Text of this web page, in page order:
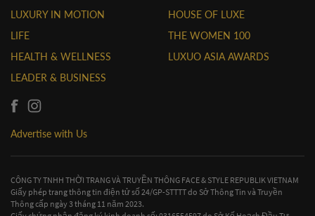
LUXURY IN MOTION
LIFE
HEALTH & WELLNESS
LEADER & BUSINESS
HOUSE OF LUXE
THE WOMEN 100
LUXUO ASIA AWARDS
Advertise with Us
CÔNG TY TNHH THỜI TRANG VÀ TRUYỀN THÔNG FACE & STYLE REPUBLIK VIETNAM
Giấy phép trang thông tin điện tử số 24/GP-STTTT do Sở Thông Tin và Truyền
Thông cấp ngày 3 tháng 11 năm 2023.